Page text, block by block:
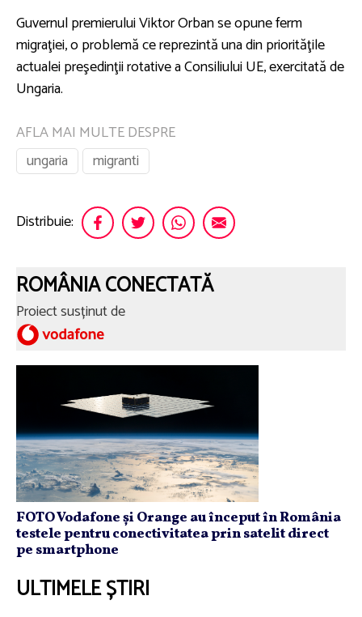
Guvernul premierului Viktor Orban se opune ferm
migraţiei, o problemă ce reprezintă una din priorităţile
actualei preşedinţii rotative a Consiliului UE, exercitată de
Ungaria.
AFLA MAI MULTE DESPRE
ungaria
migranti
Distribuie:
ROMÂNIA CONECTATĂ
Proiect susținut de
FOTO Vodafone și Orange au început în România
testele pentru conectivitatea prin satelit direct
pe smartphone
ULTIMELE ȘTIRI